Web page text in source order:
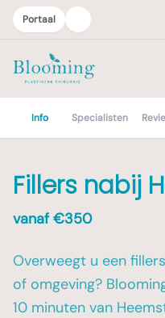
Portaal
Info Specialisten
Fillers nabij
vanaf €350
Overweegt u een
of omgeving?
10 minuten van